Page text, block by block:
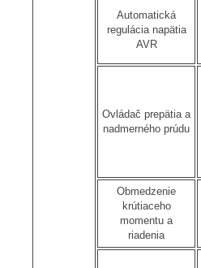
Automatická
regulácia napätia
AVR
Ovládač prepätia a
nadmerného prúdu
Obmedzenie
krútiaceho
momentu a
riadenia